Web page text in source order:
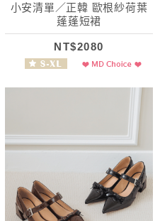
小安清單／正韓 歐根紗荷葉
蓬蓬短裙
NT$2080